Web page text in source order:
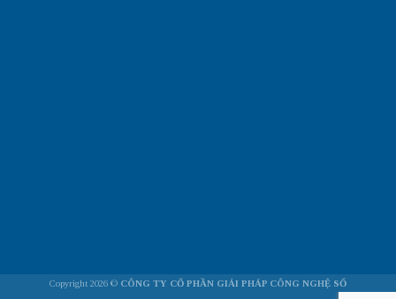
Copyright 2026 © CÔNG TY CỔ PHẦN GIẢI PHÁP CÔNG NGHỆ SỐ